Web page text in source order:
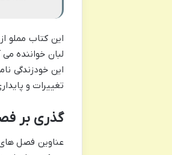
این کتاب مملو
لبان خواننده
این خودزندگی
تغییرات و
گذری بر
عناوین فصل